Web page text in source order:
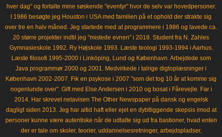
hver dag" og fortalte mine søskende "eventyr" hvor de selv var hovedpersoner.
I 1986 besøgte jeg Houston i USA med familien på et ophold der strakte sig
over tre en halv måned. Jeg startede med at programmere i 1986 og lavede ca.
20 større projekter indtil jeg "mistede evnen" i 2018. Student fra N. Zahles
Gymnasieskole 1992. Ry Højskole 1993. Læste teologi 1993-1994 i Aarhus.
Læste filosofi 1995-2000 i Linköping, Lund og København. Arbejdede som
Java programmør 2000 og 2001. Medvirkede i talrige digtoplæsninger i
København 2002-2007. Fik en psykose i 2007 "som det tog 10 år at komme sig
nogenlunde over". Gift med Else Andersen i 2010 og bosat i Fårevejle. Far i
2014. Har skrevet netavisen The Other Newspaper på dansk og engelsk
dagligt siden 2013. Jeg har altid haft eller ejet en dybtliggende skepsis imod at
personer kunne være autentiske når de udtalte sig ud fra bastioner, hvad enten
der er tale om skoler, teorier, uddannelsesretninger, arbejdspladser,